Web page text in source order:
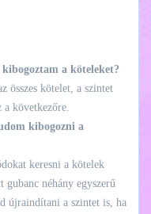
a köteleket?
összes kötelet, a szintet
következőre.
kibogozni a
keresni a kötelek
gubanc néhány egyszerű
újraindítani a szintet is, ha